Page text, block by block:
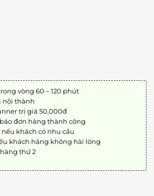
vòng 60 – 120 phút
nội thành
trị giá 50,000đ
đơn hàng thành công
nếu khách có nhu cầu
khách hàng không hài lòng
thứ 2